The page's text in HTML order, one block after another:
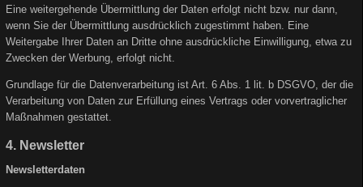
Eine weitergehende Übermittlung der Daten erfolgt nicht bzw. nur dann,
wenn Sie der Übermittlung ausdrücklich zugestimmt haben. Eine
Weitergabe Ihrer Daten an Dritte ohne ausdrückliche Einwilligung, etwa zu
Zwecken der Werbung, erfolgt nicht.
Grundlage für die Datenverarbeitung ist Art. 6 Abs. 1 lit. b DSGVO, der die
Verarbeitung von Daten zur Erfüllung eines Vertrags oder vorvertraglicher
Maßnahmen gestattet.
4. Newsletter
Newsletterdaten